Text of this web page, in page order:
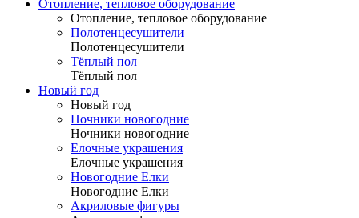
Отопление, тепловое оборудование
Отопление, тепловое оборудование
Полотенцесушители
Полотенцесушители
Тёплый пол
Тёплый пол
Новый год
Новый год
Ночники новогодние
Ночники новогодние
Елочные украшения
Елочные украшения
Новогодние Елки
Новогодние Елки
Акриловые фигуры